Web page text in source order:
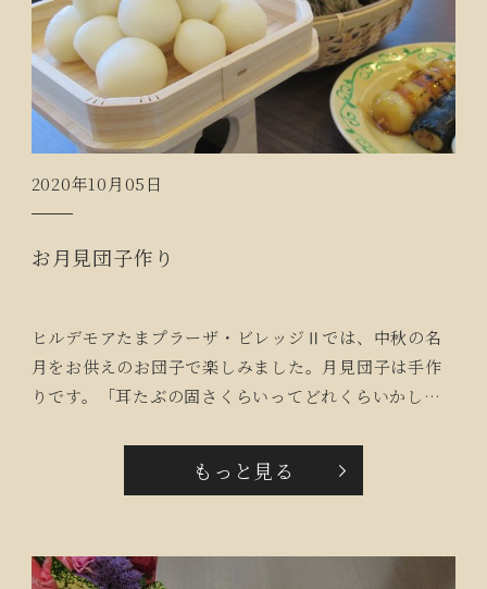
2020年10月05日
お月見団子作り
ヒルデモアたまプラーザ・ビレッジⅡでは、中秋の名
月をお供えのお団子で楽しみました。月見団子は手作
りです。「耳たぶの固さくらいってどれくらいかし
ると、可愛らしいお団子が出来上がりました。皆様素
もっと見る